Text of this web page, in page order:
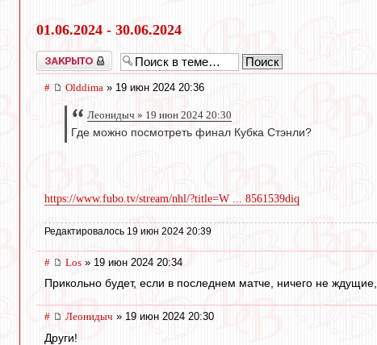
01.06.2024 - 30.06.2024
Закрыто
# Olddima » 19 июн 2024 20:36
Леонидыч » 19 июн 2024 20:30
Где можно посмотреть финал Кубка Стэнли?
https://www.fubo.tv/stream/nhl/?title=W ... 8561539diq
Редактировалось 19 июн 2024 20:39
# Los » 19 июн 2024 20:34
Прикольно будет, если в последнем матче, ничего не
# Леонидыч » 19 июн 2024 20:30
Други!